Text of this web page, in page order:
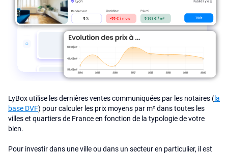
LyBox utilise les dernières ventes communiquées par les notaires (la
base DVF) pour calculer les prix moyens par m² dans toutes les
villes et quartiers de France en fonction de la typologie de votre
bien.
Pour investir dans une ville ou dans un secteur en particulier, il est